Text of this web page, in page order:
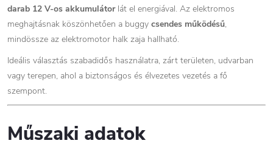
darab 12 V-os akkumulátorlát el energiával. Az elektromos
meghajtásnak köszönhetően a buggy csendes működésű,
mindössze az elektromotor halk zaja hallható.
Ideális választás szabadidős használatra, zárt területen, udvarban
vagy terepen, ahol a biztonságos és élvezetes vezetés a fő
szempont.
Műszaki adatok